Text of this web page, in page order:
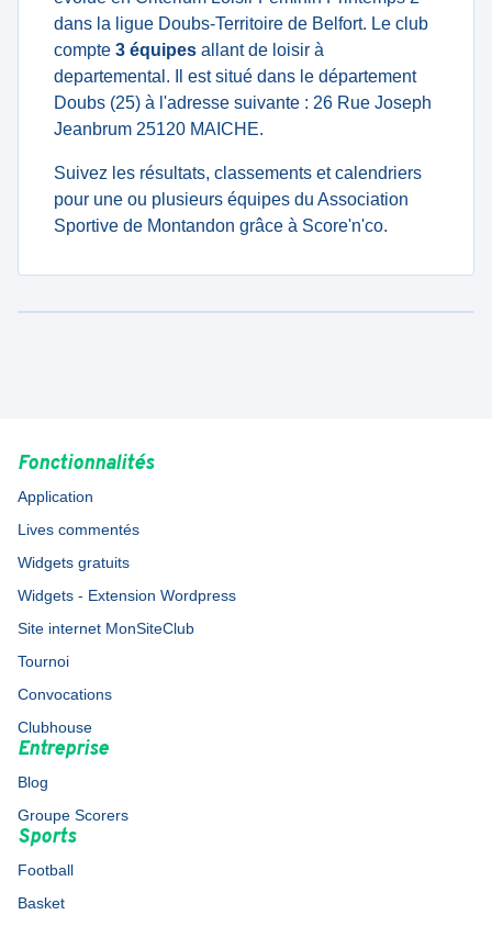
dans la ligue Doubs-Territoire de Belfort. Le club
compte 3 équipes allant de loisir à
departemental. Il est situé dans le département
Doubs (25) à l'adresse suivante : 26 Rue Joseph
Jeanbrum 25120 MAICHE.
Suivez les résultats, classements et calendriers
pour une ou plusieurs équipes du Association
Sportive de Montandon grâce à Score'n'co.
Fonctionnalités
Application
Lives commentés
Widgets gratuits
Widgets - Extension Wordpress
Site internet MonSiteClub
Tournoi
Convocations
Clubhouse
Entreprise
Blog
Groupe Scorers
Sports
Football
Basket